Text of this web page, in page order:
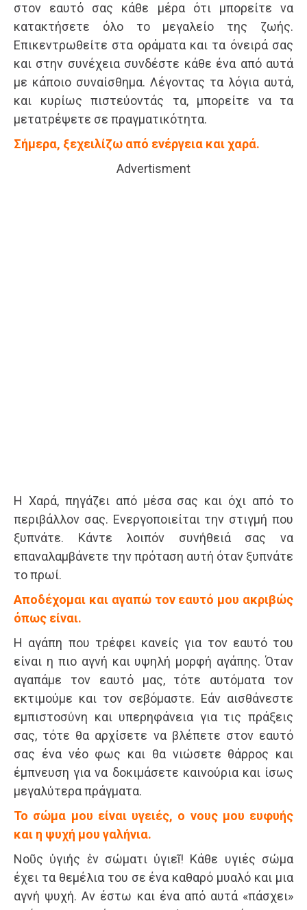
στον εαυτό σας κάθε μέρα ότι μπορείτε να
κατακτήσετε όλο το μεγαλείο της ζωής.
Επικεντρωθείτε στα οράματα και τα όνειρά σας
και στην συνέχεια συνδέστε κάθε ένα από αυτά
με κάποιο συναίσθημα. Λέγοντας τα λόγια αυτά,
και κυρίως πιστεύοντάς τα, μπορείτε να τα
μετατρέψετε σε πραγματικότητα.
Σήμερα, ξεχειλίζω από ενέργεια και χαρά.
Advertisment
Η Χαρά, πηγάζει από μέσα σας και όχι από το
περιβάλλον σας. Ενεργοποιείται την στιγμή που
ξυπνάτε. Κάντε λοιπόν συνήθειά σας να
επαναλαμβάνετε την πρόταση αυτή όταν ξυπνάτε
το πρωί.
Αποδέχομαι και αγαπώ τον εαυτό μου ακριβώς
όπως είναι.
Η αγάπη που τρέφει κανείς για τον εαυτό του
είναι η πιο αγνή και υψηλή μορφή αγάπης. Όταν
αγαπάμε τον εαυτό μας, τότε αυτόματα τον
εκτιμούμε και τον σεβόμαστε. Εάν αισθάνεστε
εμπιστοσύνη και υπερηφάνεια για τις πράξεις
σας, τότε θα αρχίσετε να βλέπετε στον εαυτό
σας ένα νέο φως και θα νιώσετε θάρρος και
έμπνευση για να δοκιμάσετε καινούρια και ίσως
μεγαλύτερα πράγματα.
Το σώμα μου είναι υγειές, ο νους μου ευφυής
και η ψυχή μου γαλήνια.
Νοῦς ὑγιής ἐν σώματι ὑγιεῖ! Κάθε υγιές σώμα
έχει τα θεμέλια του σε ένα καθαρό μυαλό και μια
αγνή ψυχή. Αν έστω και ένα από αυτά «πάσχει»